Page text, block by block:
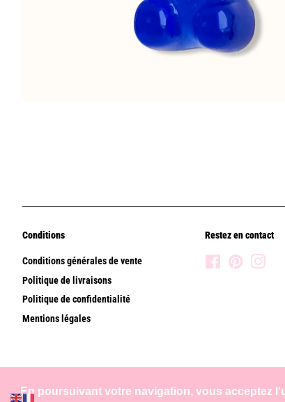
En poursuivant votre navigation, vous acceptez
Conditions
Conditions générales de vente
Politique de livraisons
Politique de confidentialité
Mentions légales
Restez en contact
FacebookPinterest